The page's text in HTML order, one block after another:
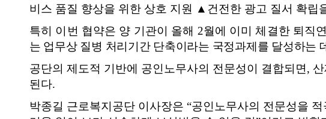
비스 품질 향상을 위한 상호 지원
▲ 건전한 광고 질서 확립
특히 이번 협약은 양 기관이 올해 2월에 이미 체결한 퇴직
는 업무상 질병 처리기간 단축이라는 국정과제를 달성하는
공단의 제도적 기반에 공인노무사의 전문성이 결합되면 ,
된다.
박종길 근로복지공단 이사장은 “공인노무사의 전문성을 적